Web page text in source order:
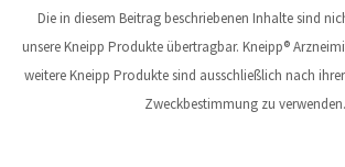
Die in diesem Beitrag beschriebenen Inhalte sind
unsere Kneipp Produkte übertragbar. Kneipp®
weitere Kneipp Produkte sind ausschließlich nach
Zweckbestimmung zu verwenden.